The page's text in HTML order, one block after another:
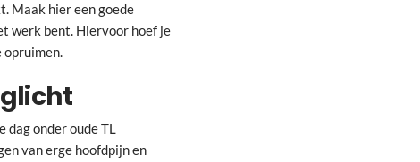
Maak hier een goede
werk bent. Hiervoor hoef je
opruimen.
onder oude TL
van erge hoofdpijn en